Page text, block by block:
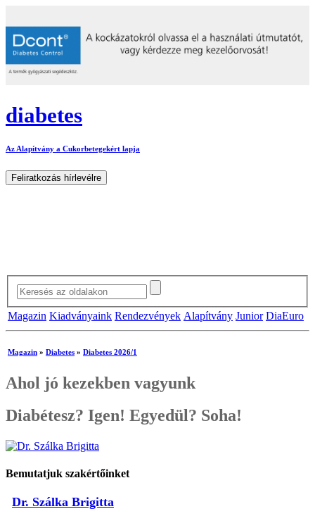
diabetes
Az Alapítvány a Cukorbetegekért lapja
Magazin Kiadványaink Rendezvények Alapítvány Junior DiaEuro
Magazin » Diabetes » Diabetes 2026/1
Ahol jó kezekben vagyunk
Diabétesz? Igen! Egyedül? Soha!
Bemutatjuk szakértőinket
Dr. Szálka Brigitta